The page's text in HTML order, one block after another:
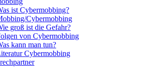
ist Cybermobbing?
Cybermobbing
groß ist die Gefahr?
von Cybermobbing
kann man tun?
Cybermobbing